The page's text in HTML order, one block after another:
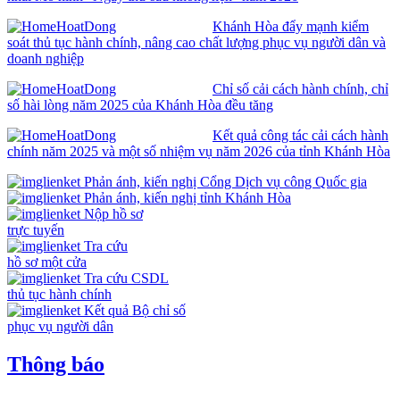
Khánh Hòa đẩy mạnh kiểm
soát thủ tục hành chính, nâng cao chất lượng phục vụ người dân và
doanh nghiệp
Chỉ số cải cách hành chính, chỉ
số hài lòng năm 2025 của Khánh Hòa đều tăng
Kết quả công tác cải cách hành
chính năm 2025 và một số nhiệm vụ năm 2026 của tỉnh Khánh Hòa
Phản ánh, kiến nghị Cổng Dịch vụ công Quốc gia
Phản ánh, kiến nghị tỉnh Khánh Hòa
Nộp hồ sơ
trực tuyến
Tra cứu
hồ sơ một cửa
Tra cứu CSDL
thủ tục hành chính
Kết quả Bộ chỉ số
phục vụ người dân
Thông báo